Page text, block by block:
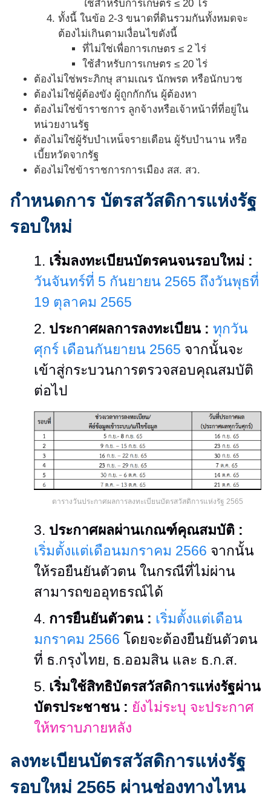
ใช้สำหรับการเกษตร ≤ 20 ไร่
ทั้งนี้ ในข้อ 2-3 ขนาดที่ดินรวมกันทั้งหมดจะ
ต้องไม่เกินตามเงื่อนไขดังนี้
ที่ไม่ใช่เพื่อการเกษตร ≤ 2 ไร่
ใช้สำหรับการเกษตร ≤ 20 ไร่
ต้องไม่ใช่พระภิกษุ สามเณร นักพรต หรือนักบวช
ต้องไม่ใช่ผู้ต้องขัง ผู้ถูกกักกัน ผู้ต้องหา
ต้องไม่ใช่ข้าราชการ ลูกจ้างหรือเจ้าหน้าที่ที่อยู่ใน
หน่วยงานรัฐ
ต้องไม่ใช่ผู้รับบําเหน็จรายเดือน ผู้รับบำนาน หรือ
เบี้ยหวัดจากรัฐ
ต้องไม่ใช่ข้าราชการการเมือง สส. สว.
กำหนดการ บัตรสวัสดิการแห่งรัฐ
รอบใหม่
1. เริ่มลงทะเบียนบัตรคนจนรอบใหม่ :
วันจันทร์ที่ 5 กันยายน 2565 ถึงวันพุธที่
19 ตุลาคม 2565
2. ประกาศผลการลงทะเบียน : ทุกวัน
ศุกร์ เดือนกันยายน 2565 จากนั้นจะ
เข้าสู่กระบวนการตรวจสอบคุณสมบัติ
ต่อไป
ตารางวันประกาศผลการลงทะเบียนบัตรสวัสดิการแห่งรัฐ 2565
3. ประกาศผลผ่านเกณฑ์คุณสมบัติ :
เริ่มตั้งแต่เดือนมกราคม 2566 จากนั้น
ให้รอยืนยันตัวตน ในกรณีที่ไม่ผ่าน
สามารถขออุทธรณ์ได้
4. การยืนยันตัวตน : เริ่มตั้งแต่เดือน
มกราคม 2566 โดยจะต้องยืนยันตัวตน
ที่ ธ.กรุงไทย, ธ.ออมสิน และ ธ.ก.ส.
5. เริ่มใช้สิทธิบัตรสวัสดิการแห่งรัฐผ่าน
บัตรประชาชน : ยังไม่ระบุ จะประกาศ
ให้ทราบภายหลัง
ลงทะเบียนบัตรสวัสดิการแห่งรัฐ
รอบใหม่ 2565 ผ่านช่องทางไหน